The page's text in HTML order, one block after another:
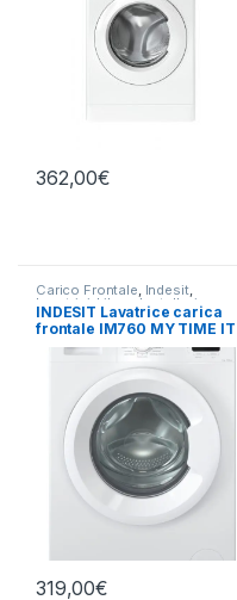
362,00€
Carico Frontale, Indesit,
Lavatrici,Libera Installazione
INDESIT Lavatrice carica
frontale IM760 MY TIME IT
LAVATRICE 7KG 1000 GIRI
319,00€